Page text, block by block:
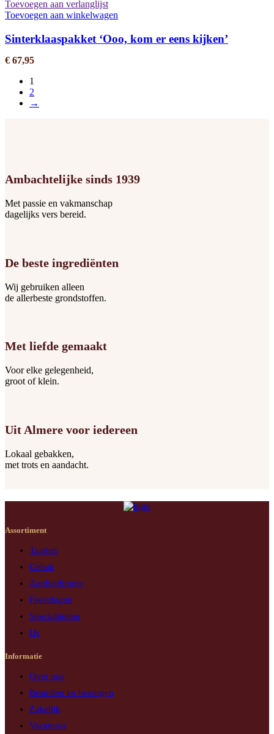
Toevoegen aan verlanglijst
Toevoegen aan winkelwagen
Sinterklaaspakket ‘Ooo, kom er eens kijken’
€ 67,95
1
2
→
Ambachtelijke sinds 1939
Met passie en vakmanschap
dagelijks vers bereid.
De beste ingrediënten
Wij gebruiken alleen
de allerbeste grondstoffen.
Met liefde gemaakt
Voor elke gelegenheid,
groot of klein.
Uit Almere voor iedereen
Lokaal gebakken,
met trots en aandacht.
Assortiment
Taarten
Gebak
Aanbiedingen
Feestdagen
Specialiteiten
IJs
Informatie
Over ons
Bestellen en bezorgen
Zakelijk
Vacatures